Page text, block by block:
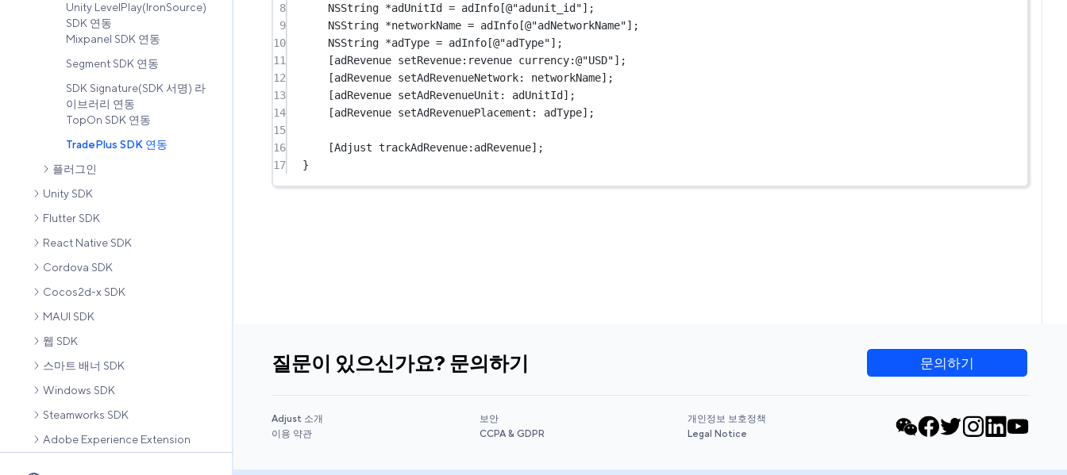
Unity LevelPlay(IronSource)
SDK 연동
Mixpanel SDK 연동
Segment SDK 연동
SDK Signature(SDK 서명) 라
이브러리 연동
TopOn SDK 연동
TradePlus SDK 연동
플러그인
Unity SDK
Flutter SDK
React Native SDK
Cordova SDK
Cocos2d-x SDK
MAUI SDK
웹 SDK
스마트 배너 SDK
Windows SDK
Steamworks SDK
Adobe Experience Extension
8
NSString *adUnitId = adInfo[@"adunit_id"];
9
NSString *networkName = adInfo[@"adNetworkName"];
10
NSString *adType = adInfo[@"adType"];
11
[adRevenue setRevenue: revenue currency:@"USD"];
12
[adRevenue setAdRevenueNetwork:
networkName];
13
[adRevenue setAdRevenueUnit:
adUnitId];
14
[adRevenue setAdRevenuePlacement:
adType];
15
16
[Adjust trackAdRevenue: adRevenue];
17
}
질문이 있으신가요? 문의하기 문의하기
Adjust 소개 보안
개인정보 보호정책
이용 약관
CCPA & GDPR Legal Notice